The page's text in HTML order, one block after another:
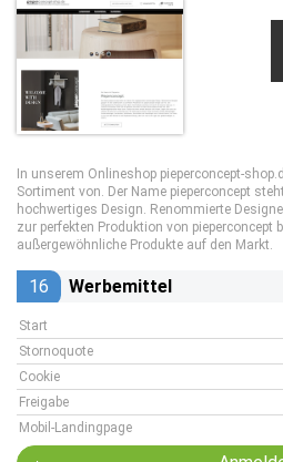
In unserem Onlineshop pieperconcept-
Sortiment von. Der Name pieperconcept
hochwertiges Design. Renommierte
zur perfekten Produktion von pieperconcept
außergewöhnliche Produkte auf den Markt.
16 Werbemittel
Start
Stornoquote
Cookie
Freigabe
Mobil-Landingpage